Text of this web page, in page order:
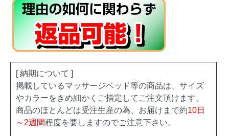
[ 納期について ]
掲載しているマッサージベッド等の商品は、サイズ
やカラーをきめ細かくご指定してご注文頂けます。
商品のほとんどは受注生産の為、お届けまで約10日
～2週間程度を要しますのでご注意下さい。